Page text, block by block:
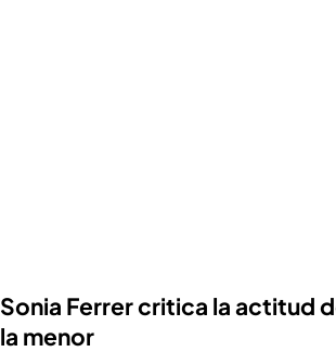
Sonia Ferrer critica la actitud
la menor